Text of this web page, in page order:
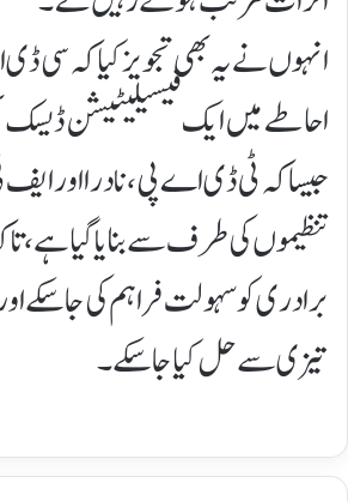
انہوں نے یہ بھی تجویز کیا کہ سی
احاطے میں ایک فیسیلیٹیشن
جیسا کہ ٹی ڈی اے پی، نادرا اور ایف
تنظیموں کی طرف سے بنایا گیا ہے،
برادری کو سہولت فراہم کی جا سکے
تیزی سے حل کیا جا سکے۔